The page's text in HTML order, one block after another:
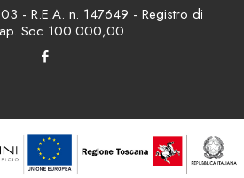
- R.E.A. n. 147649 - Registro di
Soc 100.000,00